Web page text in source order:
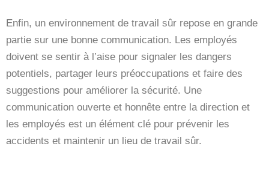
Enfin, un environnement de travail sûr repose en grande
partie sur une bonne communication. Les employés
doivent se sentir à l’aise pour signaler les dangers
potentiels, partager leurs préoccupations et faire des
suggestions pour améliorer la sécurité. Une
communication ouverte et honnête entre la direction et
les employés est un élément clé pour prévenir les
accidents et maintenir un lieu de travail sûr.